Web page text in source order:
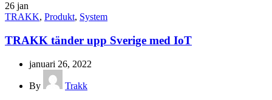
26 jan
TRAKK, Produkt, System
TRAKK tänder upp Sverige med IoT
januari 26, 2022
By
Trakk